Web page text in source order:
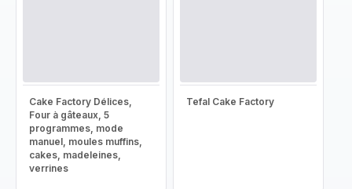
Cake Factory Délices,
Four à gâteaux, 5
programmes, mode
manuel, moules muffins,
cakes, madeleines,
verrines
Tefal Cake Factory